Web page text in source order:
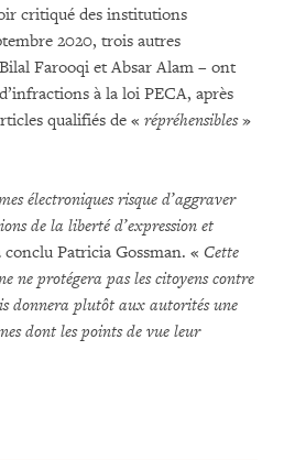
critiqué des institutions
2020, trois autres
Farooqi et Absar Alam – ont
à la loi PECA, après
qualifiés de « répréhensibles»
électroniques risque d’aggraver
de la liberté d’expression et
conclu Patricia Gossman. « Cette
ne protégera pas les citoyens contre
donnera plutôt aux autorités une
dont les points de vue leur